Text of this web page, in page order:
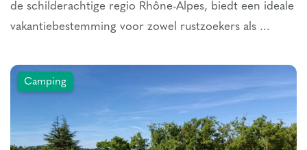
de schilderachtige regio Rhône-Alpes, biedt een ideale
vakantiebestemming voor zowel rustzoekers als ...
Camping